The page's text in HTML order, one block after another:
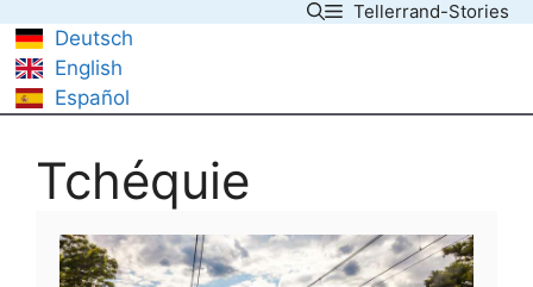
to
content
Tellerrand-Stories
Deutsch
English
Español
Tchéquie